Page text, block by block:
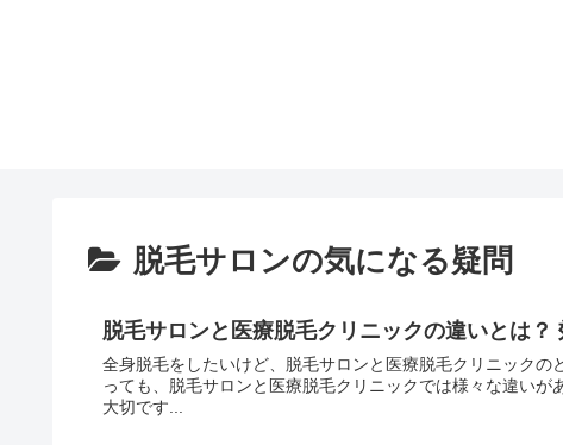
脱毛サロンの気になる疑問
脱毛サロンと医療脱毛クリニックの違いとは？
全身脱毛をしたいけど、脱毛サロンと医療脱毛クリニックのどちらを
っても、脱毛サロンと医療脱毛クリニックでは様々な違い
大切です...